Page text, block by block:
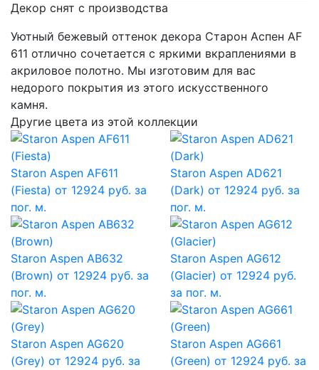
Декор снят с производства
Уютный бежевый оттенок декора Cтарон Аспен AF
611 отлично сочетается с яркими вкраплениями в
акриловое полотно. Мы изготовим для вас
недорого покрытия из этого искусственного
камня.
Другие цвета из этой коллекции
Staron Aspen AF611
(Fiesta) от 12924 руб. за
пог. м.
Staron Aspen AD621
(Dark) от 12924 руб. за
пог. м.
Staron Aspen AB632
(Brown) от 12924 руб. за
пог. м.
Staron Aspen AG612
(Glacier) от 12924 руб.
за пог. м.
Staron Aspen AG620
(Grey) от 12924 руб. за
Staron Aspen AG661
(Green) от 12924 руб. за